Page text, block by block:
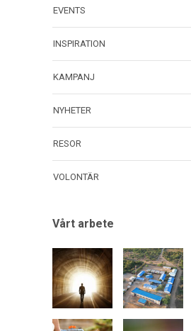
EVENTS
INSPIRATION
KAMPANJ
NYHETER
RESOR
VOLONTÄR
Vårt arbete